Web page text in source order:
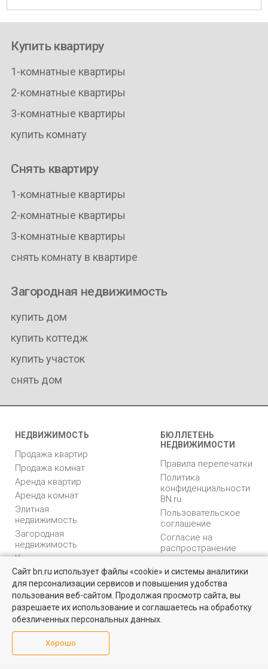
Купить квартиру
1-комнатные квартиры
2-комнатные квартиры
3-комнатные квартиры
купить комнату
Снять квартиру
1-комнатные квартиры
2-комнатные квартиры
3-комнатные квартиры
снять комнату в квартире
Загородная недвижимость
купить дом
купить коттедж
купить участок
снять дом
НЕДВИЖИМОСТЬ
Продажа квартир
Продажа комнат
Аренда квартир
Аренда комнат
Элитная
недвижимость
Загородная
недвижимость
Коммерческая
недвижимость
БЮЛЛЕТЕНЬ
НЕДВИЖИМОСТИ
Правила перепечатки
Политика
конфиденциальности
BN.ru
Пользовательское
соглашение
Согласие на
распространение
персональных данных
Карта сайта
Медийная реклама
PR продвижение
Аналитика
недвижимости
Сайт bn.ru использует файлы «cookie» и системы аналитики
для персонализации сервисов и повышения удобства
пользования веб-сайтом. Продолжая просмотр сайта, вы
разрешаете их использование и соглашаетесь на обработку
обезличенных персональных данных.
Хорошо